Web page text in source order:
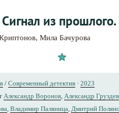
Сигнал из
, Мила Бачурова
/ Современный детектив · 2023
Александр Воронов, Александр Груздев
, Владимир Паляница, Дмитрий